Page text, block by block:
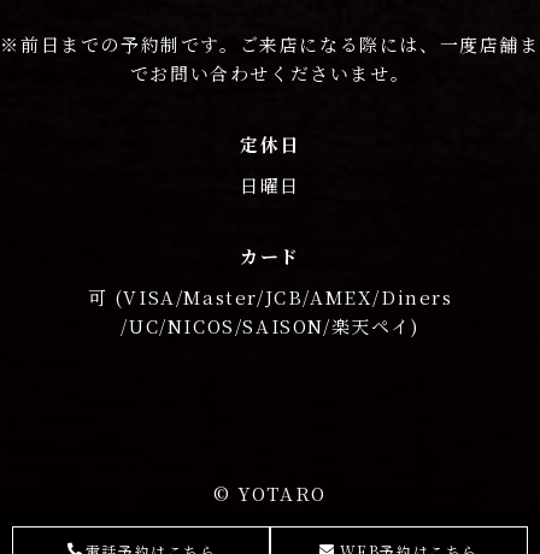
※前日までの予約制です。ご来店になる際には、一度店舗ま
でお問い合わせくださいませ。
定休日
日曜日
カード
可 (VISA/Master/JCB/AMEX/Diners
/UC/NICOS/SAISON/楽天ペイ)
© YOTARO